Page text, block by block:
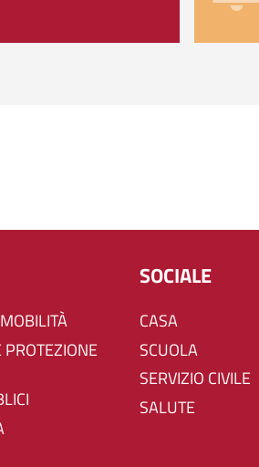
SOCIALE
CASA
SCUOLA
SERVIZIO CIVILE
SALUTE